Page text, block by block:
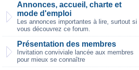
Annonces, accueil, charte et
mode d'emploi
Les annonces importantes à lire, surtout si
vous découvrez ce forum.
Présentation des membres
Invitation conviviale lancée aux membres
pour mieux se connaître